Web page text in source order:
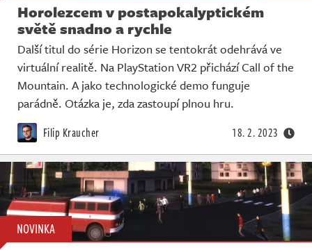
Databáze
Komunita
Redakce
Živě
Horolezcem v postapokalyptickém
světě snadno a rychle
Další titul do série Horizon se tentokrát odehrává ve
virtuální realitě. Na PlayStation VR2 přichází Call of the
Mountain. A jako technologické demo funguje
parádně. Otázka je, zda zastoupí plnou hru.
Filip Kraucher 18. 2. 2023
NOVINKA